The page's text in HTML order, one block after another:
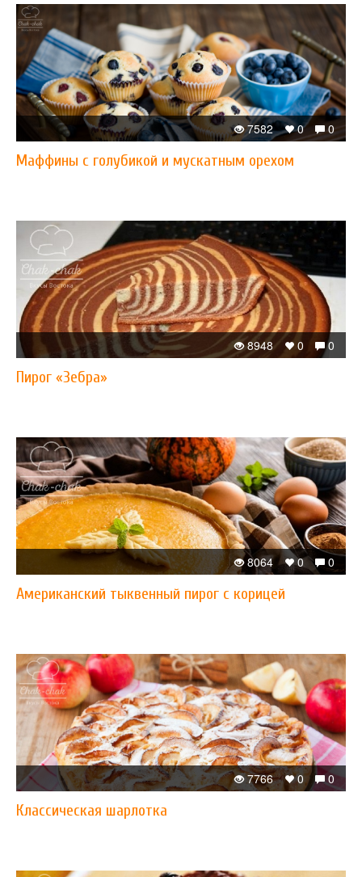
0
0
7582
Маффины с голубикой и мускатным орехом
0
0
8948
Пирог «Зебра»
0
0
8064
Американский тыквенный пирог с корицей
0
0
7766
Классическая шарлотка